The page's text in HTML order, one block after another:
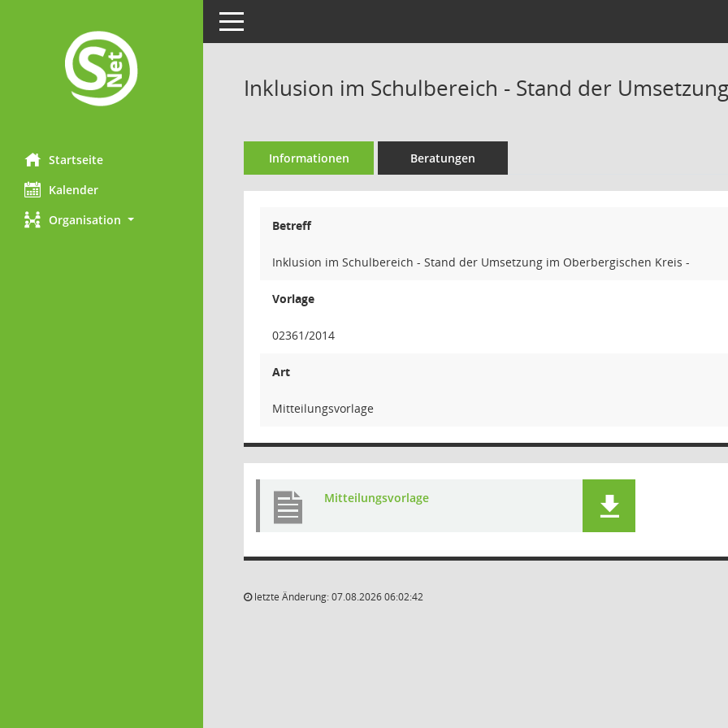
Startseite
Kalender
Organisation
Toggle navigation
Inklusion im Schulbereich - Stand der
Informationen Beratungen
Betreff
Inklusion im Schulbereich - Stand der Umsetzung im Oberbergischen Kreis -
Vorlage
02361/2014
Art
Mitteilungsvorlage
Mitteilungsvorlage
letzte Änderung: 07.08.2026 06:02:42